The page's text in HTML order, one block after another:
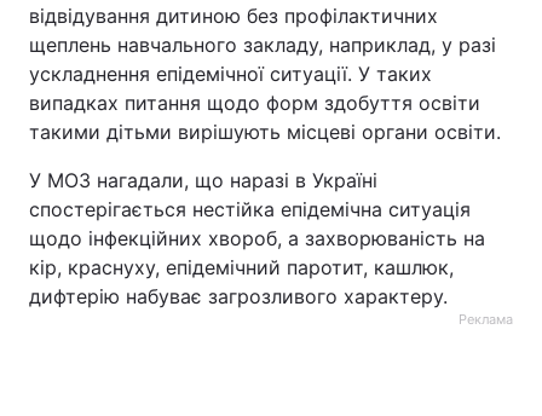
відвідування дитиною без профілактичних
щеплень навчального закладу, наприклад, у разі
ускладнення епідемічної ситуації. У таких
випадках питання щодо форм здобуття освіти
такими дітьми вирішують місцеві органи освіти.
У МОЗ нагадали, що наразі в Україні
спостерігається нестійка епідемічна ситуація
щодо інфекційних хвороб, а захворюваність на
кір, краснуху, епідемічний паротит, кашлюк,
дифтерію набуває загрозливого характеру.
Реклама